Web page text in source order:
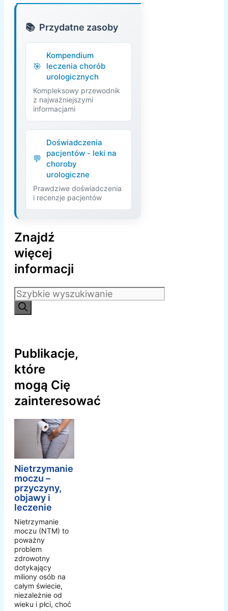
Przydatne zasoby
Kompendium
leczenia chorób
urologicznych
Kompleksowy przewodnik
z najważniejszymi
informacjami
Doświadczenia
pacjentów - leki na
choroby
urologiczne
Prawdziwe doświadczenia
i recenzje pacjentów
Znajdź
więcej
informacji
Szukaj:
Publikacje,
które
mogą Cię
zainteresować
Nietrzymanie
moczu –
przyczyny,
objawy i
leczenie
Nietrzymanie
moczu (NTM) to
poważny
problem
zdrowotny
dotykający
miliony osób na
całym świecie,
niezależnie od
wieku i płci, choć